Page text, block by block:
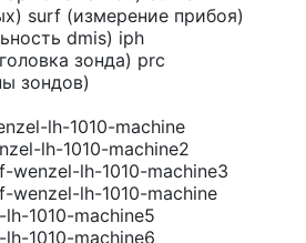
surf (измерение прибоя)
dmis) iph
зонда) prc
зондов)